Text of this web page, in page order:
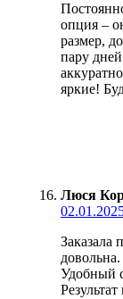
опция –
размер,
пару
яркие!
Люся
Заказала
довольна.
Удобный